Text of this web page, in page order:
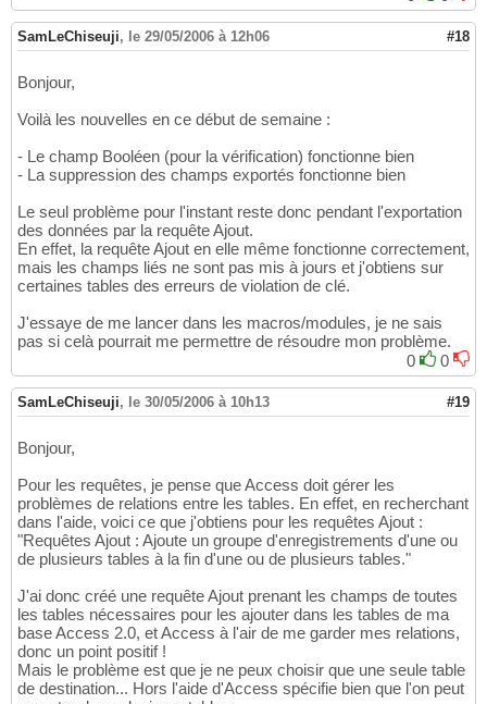
SamLeChiseuji, le 29/05/2006 à 12h06 #18
Bonjour,
Voilà les nouvelles en ce début de semaine :
- Le champ Booléen (pour la vérification) fonctionne bien
- La suppression des champs exportés fonctionne bien
Le seul problème pour l'instant reste donc pendant l'exportation
des données par la requête Ajout.
En effet, la requête Ajout en elle même fonctionne correctement,
mais les champs liés ne sont pas mis à jours et j'obtiens sur
certaines tables des erreurs de violation de clé.
J'essaye de me lancer dans les macros/modules, je ne sais
pas si celà pourrait me permettre de résoudre mon problème.
0
0
SamLeChiseuji, le 30/05/2006 à 10h13 #19
Bonjour,
Pour les requêtes, je pense que Access doit gérer les
problèmes de relations entre les tables. En effet, en recherchant
dans l'aide, voici ce que j'obtiens pour les requêtes Ajout :
"Requêtes Ajout : Ajoute un groupe d'enregistrements d'une ou
de plusieurs tables à la fin d'une ou de plusieurs tables."
J'ai donc créé une requête Ajout prenant les champs de toutes
les tables nécessaires pour les ajouter dans les tables de ma
base Access 2.0, et Access à l'air de me garder mes relations,
donc un point positif !
Mais le problème est que je ne peux choisir que une seule table
de destination... Hors l'aide d'Access spécifie bien que l'on peut